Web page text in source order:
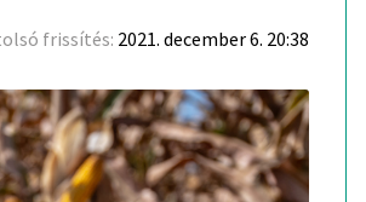
frissítés: 2021. december 6. 20:38